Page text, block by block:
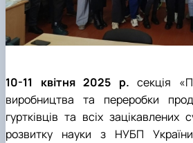
10-11 квітня 2025 р. секція
виробництва та переробки
гуртківців та всіх зацікавлених
розвитку науки з НУБП